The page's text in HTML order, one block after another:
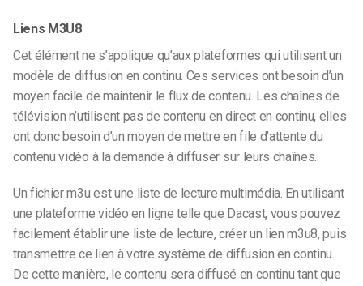
Liens M3U8
Cet élément ne s’applique qu’aux plateformes qui utilisent un
modèle de diffusion en continu. Ces services ont besoin d’un
moyen facile de maintenir le flux de contenu. Les chaînes de
télévision n’utilisent pas de contenu en direct en continu, elles
ont donc besoin d’un moyen de mettre en file d’attente du
contenu vidéo à la demande à diffuser sur leurs chaînes.
Un fichier m3u est une liste de lecture multimédia. En utilisant
une plateforme vidéo en ligne telle que Dacast, vous pouvez
facilement établir une liste de lecture, créer un lien m3u8, puis
transmettre ce lien à votre système de diffusion en continu.
De cette manière, le contenu sera diffusé en continu tant que